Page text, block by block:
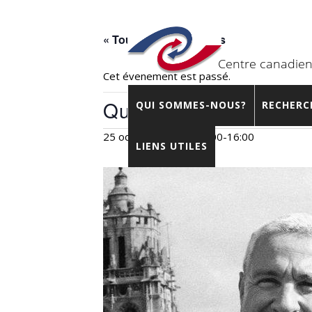
QUI SOMMES-NOUS?
LIENS UTILES
« Tous les Évènements
Cet évènement est passé.
Qu’est-ce que la
25 octobre 2018 – 14:00-16:00